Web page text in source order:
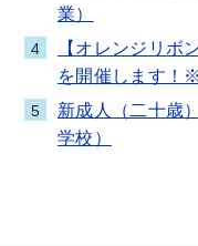
業）
4
【オレンジリボ
を開催します！
5
新成人（二十歳
学校）